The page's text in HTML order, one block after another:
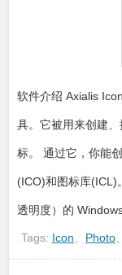
软件介绍 Axialis
具。它被用来创建
标。 通过它，你能
(ICO)和图标库(ICL)
透明度）的
Tags: Icon Photo